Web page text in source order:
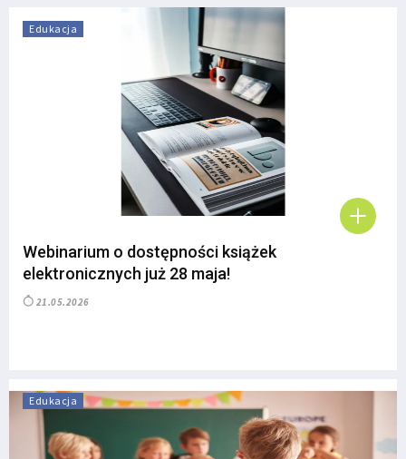
Edukacja
Webinarium o dostępności książek
elektronicznych już 28 maja!
21.05.2026
Edukacja